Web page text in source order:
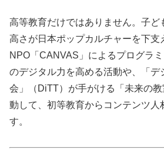
高等教育だけではありません。子ど
高さが日本ポップカルチャーを下支
NPO「CANVAS」によるプログラ
のデジタル力を高める活動や、「デ
会」（DiTT）が手がける「未来の
動して、初等教育からコンテンツ人
す。